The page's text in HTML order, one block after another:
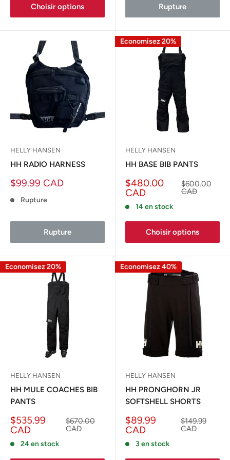
Choisir options Rupture
HELLY HANSEN
HH RADIO HARNESS
Prix
$99.99 CAD
Rupture
Rupture
Economisez 20%
HELLY HANSEN
HH BASE BIB PANTS
Prix
réduit
$480.00
CAD
Prix
normal
$600.00
CAD
14 en stock
Choisir options
Economisez 20%
HELLY HANSEN
HH MULE COACHES BIB
PANTS
Prix
réduit
$535.99
CAD
Prix
normal
$670.00
CAD
24 en stock
Economisez 40%
HELLY HANSEN
HH PRONGHORN JR
SOFTSHELL SHORTS
Prix
réduit
$89.99
CAD
Prix
normal
$149.99
CAD
3 en stock